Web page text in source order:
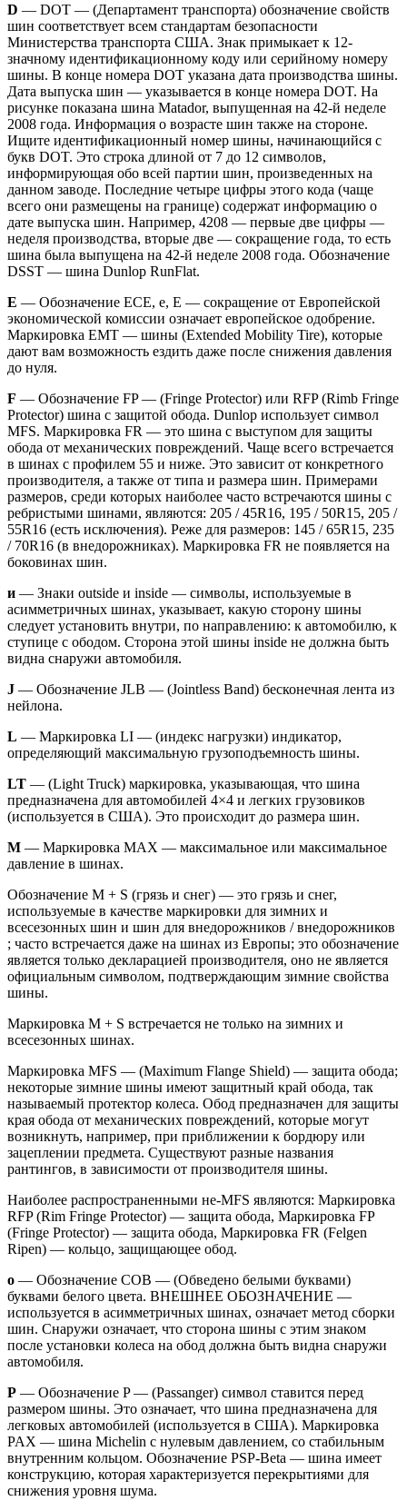
D — DOT — (Департамент транспорта) обозначение свойств
шин соответствует всем стандартам безопасности
Министерства транспорта США. Знак примыкает к 12-
значному идентификационному коду или серийному номеру
шины. В конце номера DOT указана дата производства шины.
Дата выпуска шин — указывается в конце номера DOT. На
рисунке показана шина Matador, выпущенная на 42-й неделе
2008 года. Информация о возрасте шин также на стороне.
Ищите идентификационный номер шины, начинающийся с
букв DOT. Это строка длиной от 7 до 12 символов,
информирующая обо всей партии шин, произведенных на
данном заводе. Последние четыре цифры этого кода (чаще
всего они размещены на границе) содержат информацию о
дате выпуска шин. Например, 4208 — первые две цифры —
неделя производства, вторые две — сокращение года, то есть
шина была выпущена на 42-й неделе 2008 года. Обозначение
DSST — шина Dunlop RunFlat.
Е — Обозначение ECE, e, E — сокращение от Европейской
экономической комиссии означает европейское одобрение.
Маркировка EMT — шины (Extended Mobility Tire), которые
дают вам возможность ездить даже после снижения давления
до нуля.
F — Обозначение FP — (Fringe Protector) или RFP (Rimb Fringe
Protector) шина с защитой обода. Dunlop использует символ
MFS. Маркировка FR — это шина с выступом для защиты
обода от механических повреждений. Чаще всего встречается
в шинах с профилем 55 и ниже. Это зависит от конкретного
производителя, а также от типа и размера шин. Примерами
размеров, среди которых наиболее часто встречаются шины с
ребристыми шинами, являются: 205 / 45R16, 195 / 50R15, 205 /
55R16 (есть исключения). Реже для размеров: 145 / 65R15, 235
/ 70R16 (в внедорожниках). Маркировка FR не появляется на
боковинах шин.
и — Знаки outside и inside — символы, используемые в
асимметричных шинах, указывает, какую сторону шины
следует установить внутри, по направлению: к автомобилю, к
ступице с ободом. Сторона этой шины inside не должна быть
видна снаружи автомобиля.
J — Обозначение JLB — (Jointless Band) бесконечная лента из
нейлона.
L — Маркировка LI — (индекс нагрузки) индикатор,
определяющий максимальную грузоподъемность шины.
LT — (Light Truck) маркировка, указывающая, что шина
предназначена для автомобилей 4×4 и легких грузовиков
(используется в США). Это происходит до размера шин.
M — Маркировка MAX — максимальное или максимальное
давление в шинах.
Обозначение M + S (грязь и снег) — это грязь и снег,
используемые в качестве маркировки для зимних и
всесезонных шин и шин для внедорожников / внедорожников
; часто встречается даже на шинах из Европы; это обозначение
является только декларацией производителя, оно не является
официальным символом, подтверждающим зимние свойства
шины.
Маркировка M + S встречается не только на зимних и
всесезонных шинах.
Маркировка MFS — (Maximum Flange Shield) — защита обода;
некоторые зимние шины имеют защитный край обода, так
называемый протектор колеса. Обод предназначен для защиты
края обода от механических повреждений, которые могут
возникнуть, например, при приближении к бордюру или
зацеплении предмета. Существуют разные названия
рантингов, в зависимости от производителя шины.
Наиболее распространенными не-MFS являются: Маркировка
RFP (Rim Fringe Protector) — защита обода, Маркировка FP
(Fringe Protector) — защита обода, Маркировка FR (Felgen
Ripen) — кольцо, защищающее обод.
о — Обозначение СОВ — (Обведено белыми буквами)
буквами белого цвета. ВНЕШНЕЕ ОБОЗНАЧЕНИЕ —
используется в асимметричных шинах, означает метод сборки
шин. Снаружи означает, что сторона шины с этим знаком
после установки колеса на обод должна быть видна снаружи
автомобиля.
P — Обозначение P — (Passanger) символ ставится перед
размером шины. Это означает, что шина предназначена для
легковых автомобилей (используется в США). Маркировка
PAX — шина Michelin с нулевым давлением, со стабильным
внутренним кольцом. Обозначение PSP-Beta — шина имеет
конструкцию, которая характеризуется перекрытиями для
снижения уровня шума.